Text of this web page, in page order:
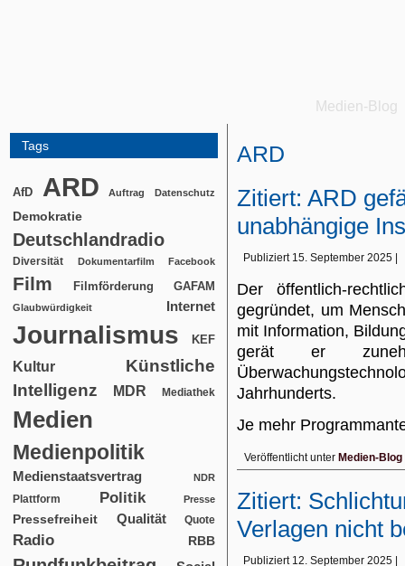
Medien-Blog
Tags
AfD ARD Auftrag Datenschutz
Demokratie
Deutschlandradio
Diversität Dokumentarfilm Facebook
Film Filmförderung GAFAM
Glaubwürdigkeit Internet
Journalismus KEF
Kultur
Künstliche
Intelligenz
MDR Mediathek
Medien
Medienpolitik
Medienstaatsvertrag NDR
Plattform Politik Presse
Pressefreiheit Qualität Quote
Radio RBB
ARD
Zitiert: ARD
unabhängige
Publiziert 15. September 2025
Der öffentlich-
gegründet, um
mit Information,
gerät er
Jahrhunderts.
Je mehr
Veröffentlicht unter Medien-Blog
Zitiert:
Verlagen nicht
Publiziert 12. September 2025